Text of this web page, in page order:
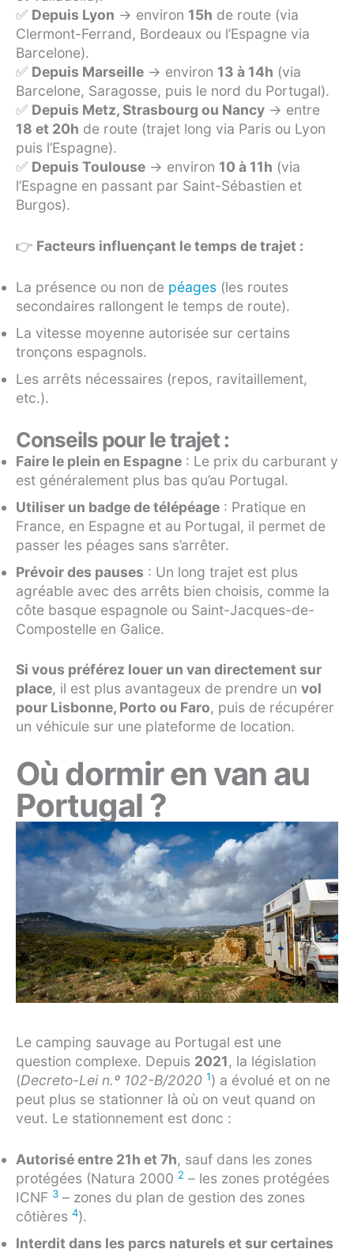
✅ Depuis Lyon → environ 15h de route (via
Clermont-Ferrand, Bordeaux ou l’Espagne via
Barcelone).
✅ Depuis Marseille → environ 13 à 14h (via
Barcelone, Saragosse, puis le nord du Portugal).
✅ Depuis Metz, Strasbourg ou Nancy → entre
18 et 20h de route (trajet long via Paris ou Lyon
puis l’Espagne).
✅ Depuis Toulouse → environ 10 à 11h (via
l’Espagne en passant par Saint-Sébastien et
Burgos).
👉 Facteurs influençant le temps de trajet :
La présence ou non de péages (les routes
secondaires rallongent le temps de route).
La vitesse moyenne autorisée sur certains
tronçons espagnols.
Les arrêts nécessaires (repos, ravitaillement,
etc.).
Conseils pour le trajet :
Faire le plein en Espagne : Le prix du carburant y
est généralement plus bas qu’au Portugal.
Utiliser un badge de télépéage : Pratique en
France, en Espagne et au Portugal, il permet de
passer les péages sans s’arrêter.
Prévoir des pauses : Un long trajet est plus
agréable avec des arrêts bien choisis, comme la
côte basque espagnole ou Saint-Jacques-de-
Compostelle en Galice.
Si vous préférez louer un van directement sur
place, il est plus avantageux de prendre un vol
pour Lisbonne, Porto ou Faro, puis de récupérer
un véhicule sur une plateforme de location.
Où dormir en van au
Portugal ?
Le camping sauvage au Portugal est une
question complexe. Depuis 2021, la législation
(Decreto-Lei n.º 102-B/2020 1) a évolué et on ne
peut plus se stationner là où on veut quand on
veut. Le stationnement est donc :
Autorisé entre 21h et 7h, sauf dans les zones
protégées (Natura 2000 2 – les zones protégées
ICNF 3 – zones du plan de gestion des zones
côtières 4).
Interdit dans les parcs naturels et sur certaines